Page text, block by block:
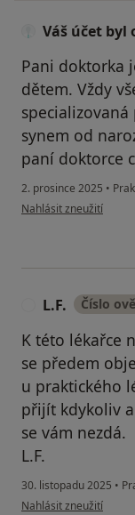
Váš účet byl
Pani doktorka
dětem. Vždy
synem od
paní doktorce
2. prosince 2025 •
podle názoru uživatele
Nahlásit zneužití
L.F. Číslo
K této lékařce
se předem
u praktického
přijít kdykoliv
se vám nezdá.
L.F.
30. listopadu 2025 •
podle názoru uživatele
Nahlásit zneužití